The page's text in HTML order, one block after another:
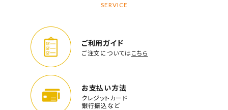
SERVICE
ご利用ガイド
ご注文についてはこちら
お支払い方法
クレジットカード
銀行振込など